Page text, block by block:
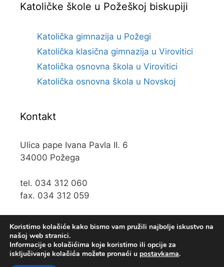
Katoličke škole u Požeškoj biskupiji
Katolička gimnazija u Požegi
Katolička klasična gimnazija u Virovitici
Katolička osnovna škola u Virovitici
Katolička osnovna škola u Novskoj
Kontakt
Ulica pape Ivana Pavla II. 6
34000 Požega
tel. 034 312 060
fax. 034 312 059
Koristimo kolačiće kako bismo vam pružili najbolje iskustvo na
našoj web stranici.
Informacije o kolačićima koje koristimo ili opcije za
isključivanje kolačića možete pronaći u postavkama.